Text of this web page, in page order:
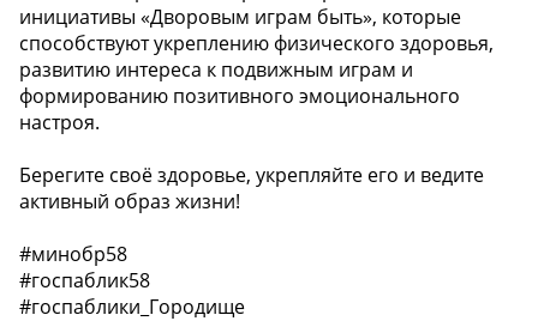
инициативы «Дворовым играм быть», которые
способствуют укреплению физического здоровья,
развитию интереса к подвижным играм и
формированию позитивного эмоционального
настроя.
Берегите своё здоровье, укрепляйте его и ведите
активный образ жизни!
#минобр58
#госпаблик58
#госпаблики_Городище